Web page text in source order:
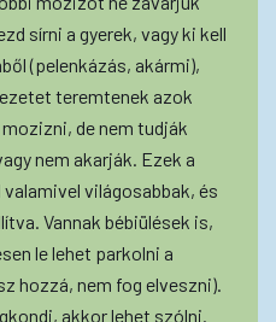
sírni a gyerek, vagy ki kell
(pelenkázás, akármi),
teremtenek azok
de nem tudják
nem akarják. Ezek a
világosabbak, és
Vannak bébiülések is,
le lehet parkolni a
hozzá, nem fog elveszni).
akkor lehet szólni.